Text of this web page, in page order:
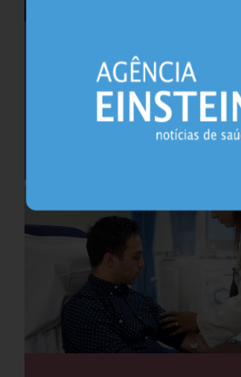
Cafeína pode ajudar na
privação do sono, sugere